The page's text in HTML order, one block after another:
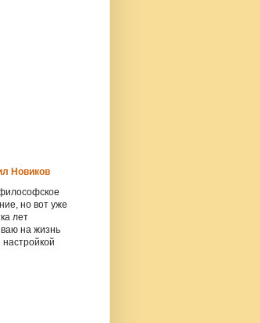
Новиков
но вот уже
лет
на жизнь
настройкой